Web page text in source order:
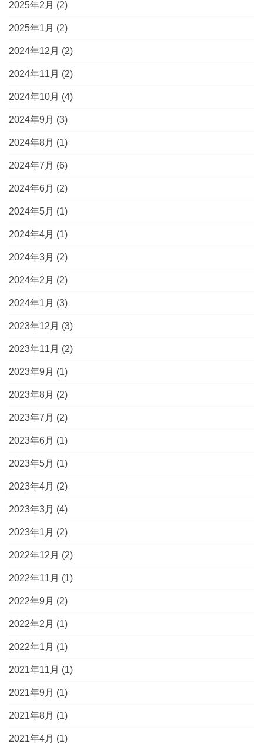
2025年2月 (2)
2025年1月 (2)
2024年12月 (2)
2024年11月 (2)
2024年10月 (4)
2024年9月 (3)
2024年8月 (1)
2024年7月 (6)
2024年6月 (2)
2024年5月 (1)
2024年4月 (1)
2024年3月 (2)
2024年2月 (2)
2024年1月 (3)
2023年12月 (3)
2023年11月 (2)
2023年9月 (1)
2023年8月 (2)
2023年7月 (2)
2023年6月 (1)
2023年5月 (1)
2023年4月 (2)
2023年3月 (4)
2023年1月 (2)
2022年12月 (2)
2022年11月 (1)
2022年9月 (2)
2022年2月 (1)
2022年1月 (1)
2021年11月 (1)
2021年9月 (1)
2021年8月 (1)
2021年4月 (1)